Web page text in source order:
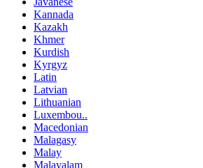
Kannada
Kazakh
Khmer
Kurdish
Kyrgyz
Latin
Latvian
Lithuanian
Luxembou..
Macedonian
Malagasy
Malay
Malayalam